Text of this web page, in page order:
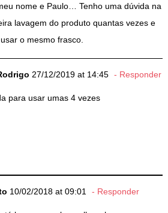
nome e Paulo… Tenho uma dúvida na
lavagem do produto quantas vezes e
o mesmo frasco.
27/12/2019 at 14:45 Responder
para usar umas 4 vezes
10/02/2018 at 09:01 Responder